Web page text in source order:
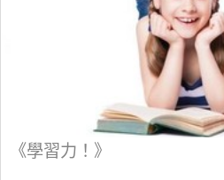
《學習力！》